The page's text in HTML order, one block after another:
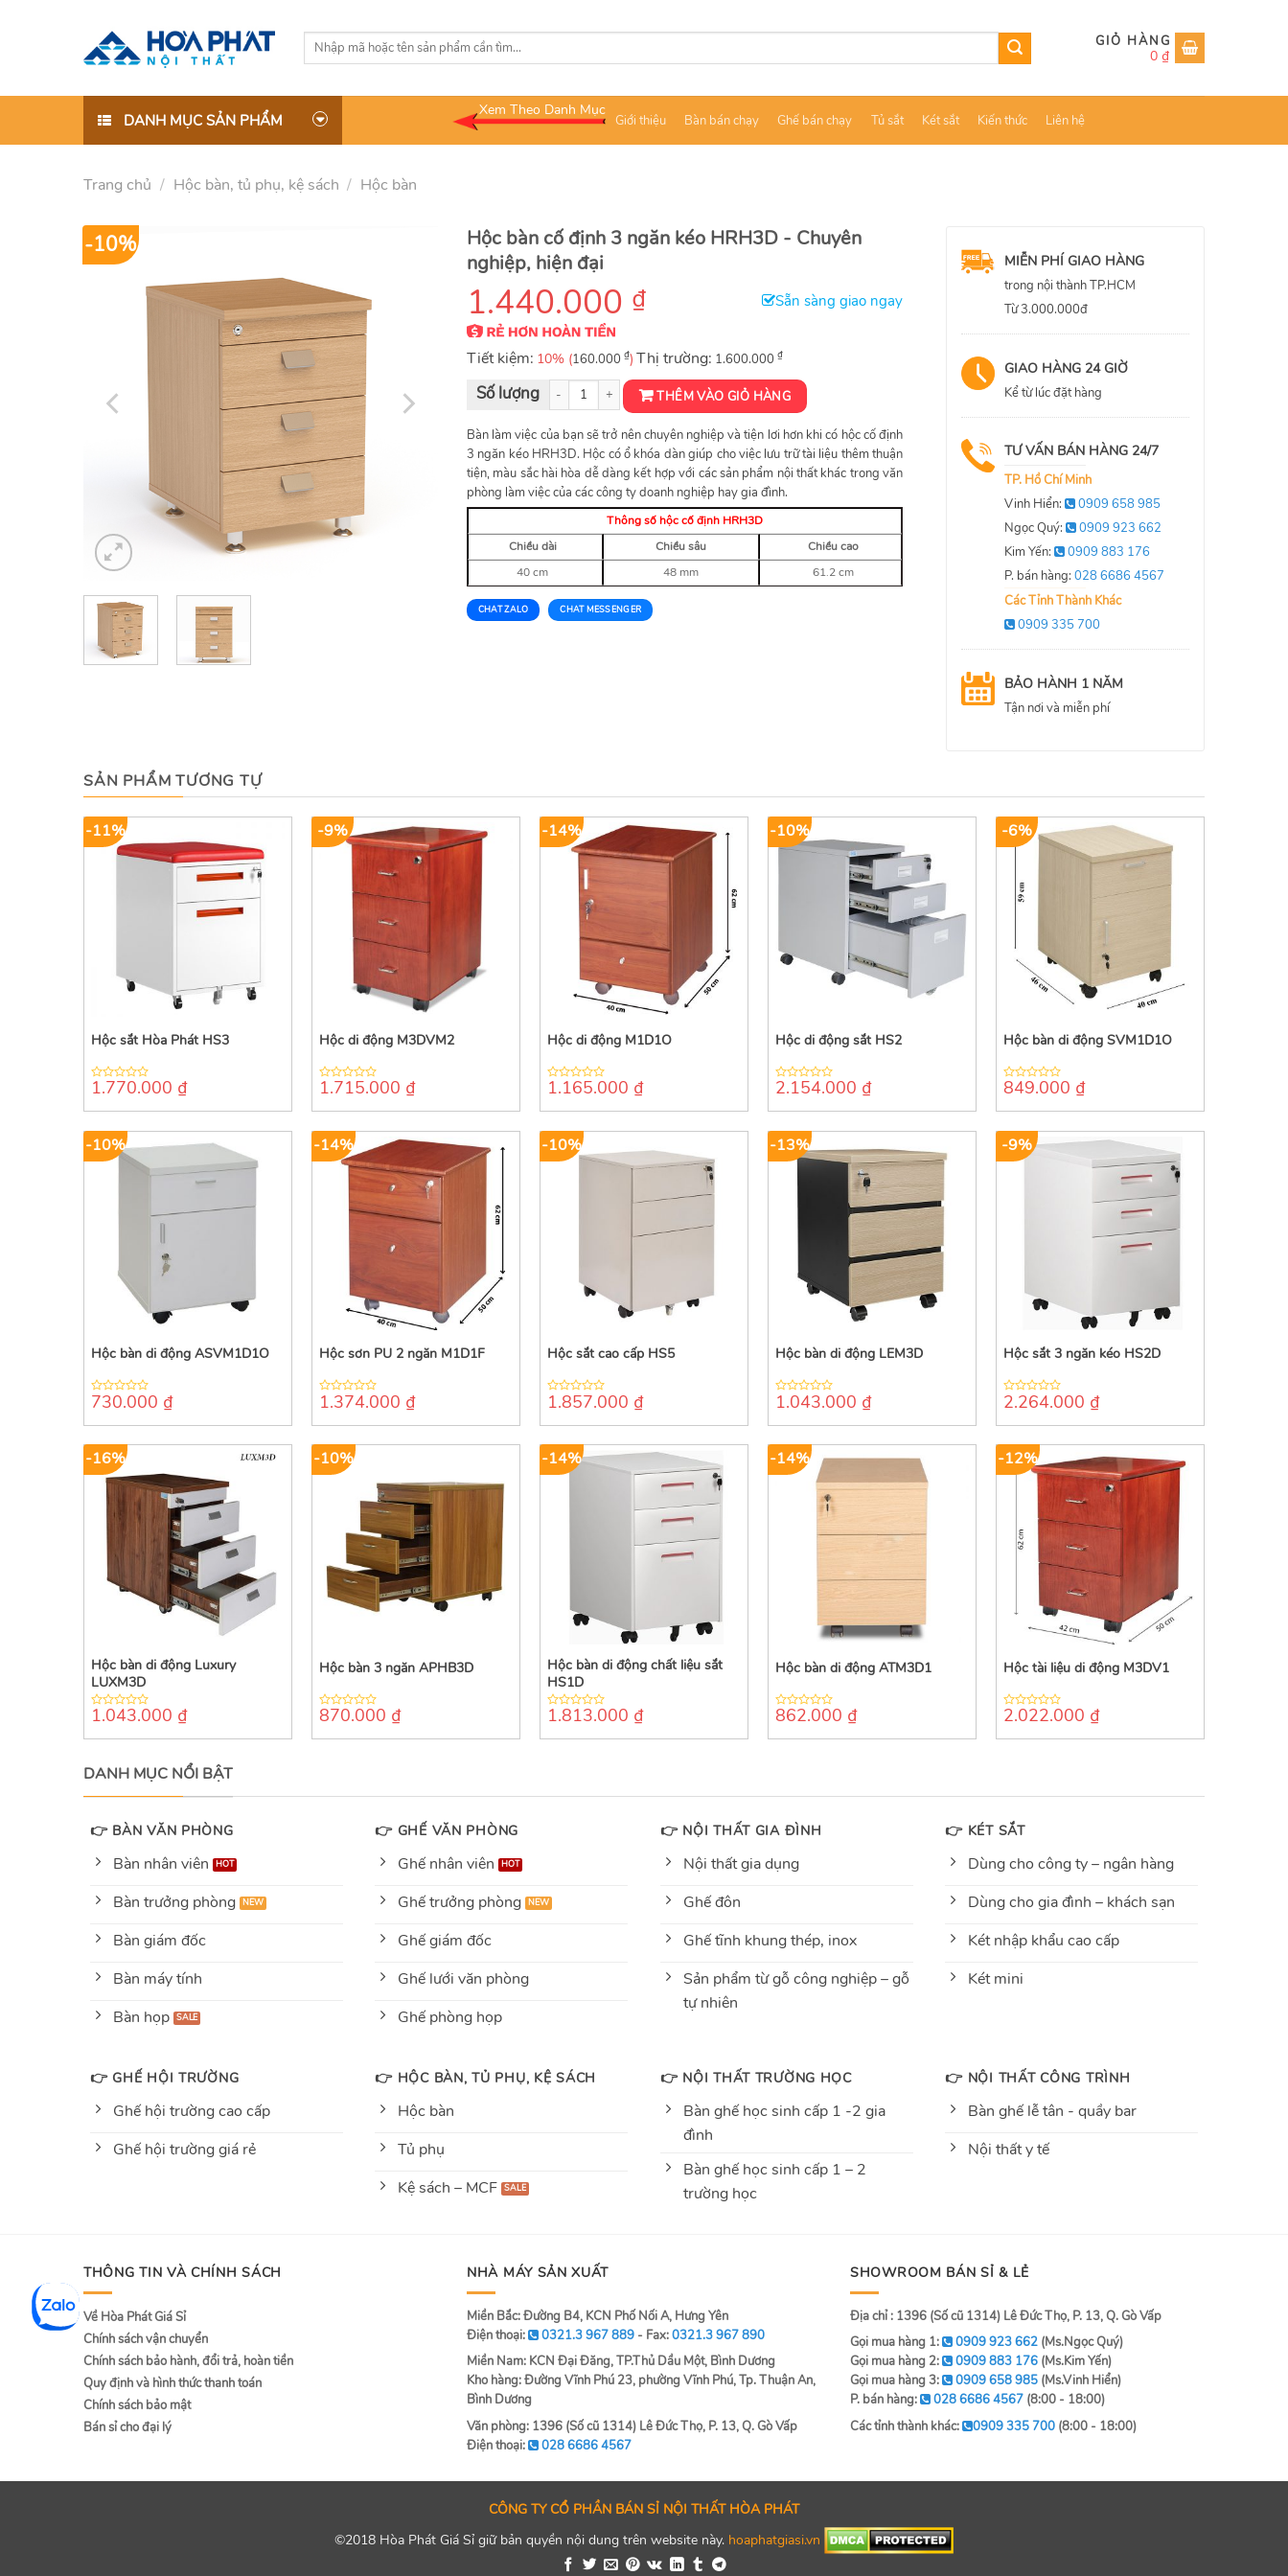
Tìm
0 ₫
DANH MỤC SẢN PHẨM
Xem Theo Danh Mục
Giới thiệu Bàn bán chạy Ghế bán chạy Tủ sắt Két sắt Kiến thức Liên hệ
Trang chủ / Hộc bàn, tủ phụ, kệ sách / Hộc bàn
-10%
Hộc bàn cố định 3 ngăn kéo HRH3D - Chuyên
nghiệp, hiện đại
1.440.000 ₫ Sẵn sàng giao ngay
Tiết kiệm: 10% (160.000 ₫) Thị trường: 1.600.000 ₫
Hộc bàn cố định HRH3D số lượng THÊM VÀO GIỎ HÀNG
Bàn làm việc của bạn sẽ trở nên chuyên nghiệp và tiện lơi hơn khi có hộc cố định
3 ngăn kéo HRH3D. Hộc có ổ khóa dàn giúp cho việc lưu trữ tài liệu thêm thuận
tiện, màu sắc hài hòa dễ dàng kết hợp với các sản phẩm nội thất khác trong văn
phòng làm việc của các công ty doanh nghiệp hay gia đình.
Thông số hộc cố định HRH3D
Chiều dài
Chiều sâu
Chiều cao
40 cm
48 mm 61.2 cm
CHAT ZALO CHAT MESSENGER
MIỄN PHÍ GIAO HÀNG
trong nội thành TP.HCM
Từ 3.000.000đ
GIAO HÀNG 24 GIỜ
Kể từ lúc đặt hàng
TƯ VẤN BÁN HÀNG 24/7
TP. Hồ Chí Minh
Vinh Hiển:
0909 658 985
Ngọc Quý:
0909 923 662
Kim Yến:
0909 883 176
P. bán hàng: 028 6686 4567
Các Tỉnh Thành Khác
0909 335 700
BẢO HÀNH 1 NĂM
Tận nơi và miễn phí
SẢN PHẨM TƯƠNG TỰ
-11%
Hộc sắt Hòa Phát HS3
0
of
1.770.000 ₫
-9%
Hộc di động M3DVM2
0
of
1.715.000 ₫
-14%
Hộc di động M1D1O
0
of
1.165.000 ₫
-10%
Hộc di động sắt HS2
0
of
2.154.000 ₫
-6%
Hộc bàn di động SVM1D1O
0
of
849.000 ₫
-10%
Hộc bàn di động ASVM1D1O
0
of
730.000 ₫
-14%
Hộc sơn PU 2 ngăn M1D1F
0
of
1.374.000 ₫
-10%
Hộc sắt cao cấp HS5
0
of
1.857.000 ₫
-13%
Hộc bàn di động LEM3D
0
of
1.043.000 ₫
-9%
Hộc sắt 3 ngăn kéo HS2D
0
of
2.264.000 ₫
-16%
Hộc bàn di động Luxury
LUXM3D
0
of
1.043.000 ₫
-10%
Hộc bàn 3 ngăn APHB3D
0
of
870.000 ₫
-14%
Hộc bàn di động chất liệu sắt
HS1D
0
of
1.813.000 ₫
-14%
Hộc bàn di động ATM3D1
0
of
862.000 ₫
-12%
Hộc tài liệu di động M3DV1
0
of
2.022.000 ₫
DANH MỤC NỔI BẬT
👉 BÀN VĂN PHÒNG
Bàn nhân viên
Bàn trưởng phòng
Bàn giám đốc
Bàn máy tính
Bàn họp
👉 GHẾ VĂN PHÒNG
Ghế nhân viên
Ghế trưởng phòng
Ghế giám đốc
Ghế lưới văn phòng
Ghế phòng họp
👉 NỘI THẤT GIA ĐÌNH
Nội thất gia dụng
Ghế đôn
Ghế tĩnh khung thép, inox
Sản phẩm từ gỗ công nghiệp – gỗ
tự nhiên
👉 KÉT SẮT
Dùng cho công ty – ngân hàng
Dùng cho gia đình – khách sạn
Két nhập khẩu cao cấp
Két mini
👉 GHẾ HỘI TRƯỜNG
Ghế hội trường cao cấp
Ghế hội trường giá rẻ
👉 HỘC BÀN, TỦ PHỤ, KỆ SÁCH
Hộc bàn
Tủ phụ
Kệ sách – MCF
👉 NỘI THẤT TRƯỜNG HỌC
Bàn ghế học sinh cấp 1 -2 gia
đình
Bàn ghế học sinh cấp 1 – 2
trường học
👉 NỘI THẤT CÔNG TRÌNH
Bàn ghế lễ tân - quầy bar
Nội thất y tế
THÔNG TIN VÀ CHÍNH SÁCH
Về Hòa Phát Giá Sỉ
Chính sách vận chuyển
Chính sách bảo hành, đổi trả, hoàn tiền
Quy định và hình thức thanh toán
Chính sách bảo mật
Bán sỉ cho đại lý
NHÀ MÁY SẢN XUẤT
Miền Bắc: Đường B4, KCN Phố Nối A, Hưng Yên
Điện thoại:
0321.3 967 889 - Fax:0321.3 967 890
Miền Nam: KCN Đại Đăng, TP.Thủ Dầu Một, Bình Dương
Kho hàng: Đường Vĩnh Phú 23, phường Vĩnh Phú, Tp. Thuận An,
Bình Dương
Văn phòng: 1396 (Số cũ 1314) Lê Đức Thọ, P. 13, Q. Gò Vấp
Điện thoại:
028 6686 4567
SHOWROOM BÁN SỈ & LẺ
Địa chỉ : 1396 (Số cũ 1314) Lê Đức Thọ, P. 13, Q. Gò Vấp
Gọi mua hàng 1:
0909 923 662 (Ms.Ngọc Quý)
Gọi mua hàng 2:
0909 883 176 (Ms.Kim Yến)
Gọi mua hàng 3:
0909 658 985 (Ms.Vinh Hiển)
P. bán hàng:
028 6686 4567 (8:00 - 18:00)
Các tỉnh thành khác:
0909 335 700 (8:00 - 18:00)
CÔNG TY CỔ PHẦN BÁN SỈ NỘI THẤT HÒA PHÁT
©2018 Hòa Phát Giá Sỉ giữ bản quyền nội dung trên website này. hoaphatgiasi.vn